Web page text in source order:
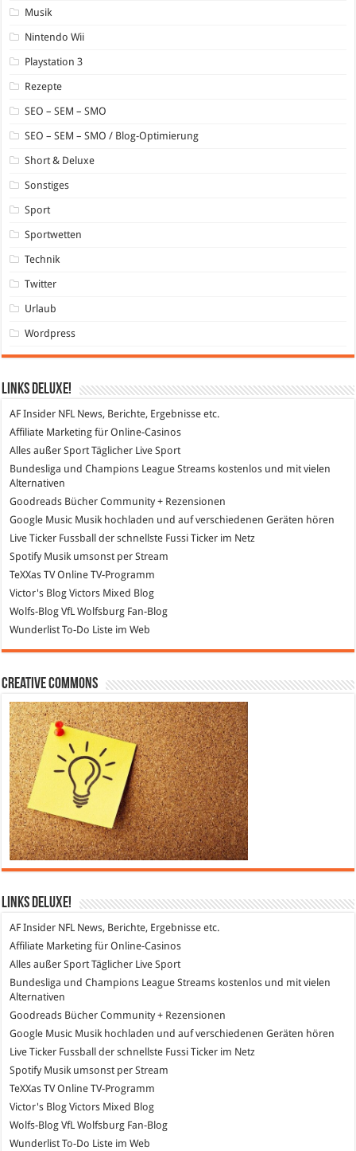
Musik
Nintendo Wii
Playstation 3
Rezepte
SEO – SEM – SMO
SEO – SEM – SMO / Blog-Optimierung
Short & Deluxe
Sonstiges
Sport
Sportwetten
Technik
Twitter
Urlaub
Wordpress
Links DeLuXe!
AF Insider NFL News, Berichte, Ergebnisse etc.
Affiliate Marketing für Online-Casinos
Alles außer Sport Täglicher Live Sport
Bundesliga und Champions League Streams kostenlos und mit vielen
Alternativen
Goodreads Bücher Community + Rezensionen
Google Music Musik hochladen und auf verschiedenen Geräten hören
Live Ticker Fussball der schnellste Fussi Ticker im Netz
SpotifyMusik umsonst per Stream
TeXXas TVOnline TV-Programm
Victor's Blog Victors Mixed Blog
Wolfs-Blog VfL Wolfsburg Fan-Blog
Wunderlist To-Do Liste im Web
Creative Commons
Links DeLuXe!
AF Insider NFL News, Berichte, Ergebnisse etc.
Affiliate Marketing für Online-Casinos
Alles außer SportTäglicher Live Sport
Bundesliga und Champions League Streams kostenlos und mit vielen
Alternativen
Goodreads Bücher Community + Rezensionen
Google Music Musik hochladen und auf verschiedenen Geräten hören
Live Ticker Fussball
der schnellste Fussi Ticker im Netz
SpotifyMusik umsonst per Stream
TeXXas TVOnline TV-Programm
Victor's Blog Victors Mixed Blog
Wolfs-Blog VfL Wolfsburg Fan-Blog
WunderlistTo-Do Liste im Web